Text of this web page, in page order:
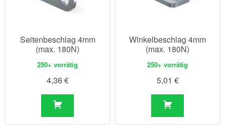
Seitenbeschlag 4mm
(max. 180N)
250+ vorrätig
4,36€
Winkelbeschlag 4mm
(max. 180N)
250+ vorrätig
5,01 €